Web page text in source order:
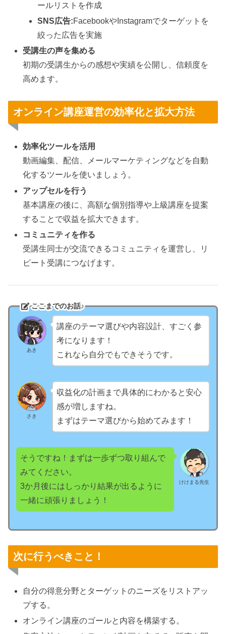
ールリストを作成
SNS広告:FacebookやInstagramでターゲットを
絞った広告を実施
受講生の声を集める
初期の受講生からの感想や実績を公開し、信頼度を
高めます。
オンライン講座運営の効率化と拡大方法
効率化ツールを活用
動画編集、配信、メールマーケティングなどを自動
化するツールを使いましょう。
アップセルを行う
基本講座の後に、高額な個別指導や上級講座を提案
することで収益を拡大できます。
コミュニティを作る
受講生同士が交流できるコミュニティを運営し、リ
ピート受講につなげます。
ここまでのお話♪
あき
講座のテーマ選びや内容設計、すごく参
考になります！
これなら自分でもできそうです。
さき
収益化の計画まで具体的にわかると安心
感が増しますね。
まずはテーマ選びから始めてみます！
けけまる先生
そうですね！まずは一歩ずつ取り組んで
みてください。
3か月後にはしっかり結果が出るように
一緒に頑張りましょう！
次に行うべきこと！
自分の得意分野とターゲットのニーズをリストアッ
プする。
オンライン講座のゴールと内容を構築する。